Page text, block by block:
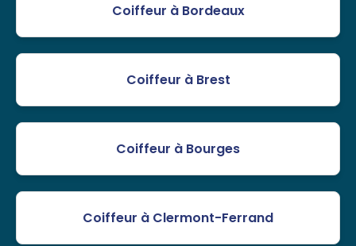
Coiffeur à Bordeaux
Coiffeur à Brest
Coiffeur à Bourges
Coiffeur à Clermont-Ferrand